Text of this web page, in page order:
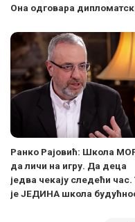
Она одговара
Ранко Рајовић: Школа
да личи на игру. Да деца
једва чекају следећи час.
је ЈЕДИНА школа